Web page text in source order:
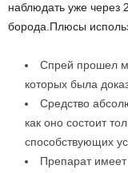
наблюдать уже через
борода.Плюсы
Спрей прошел
которых была
Средство
как оно состоит
способствующих
Препарат